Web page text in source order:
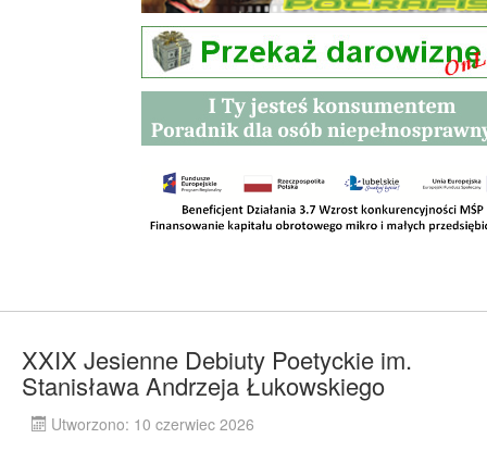
XXIX Jesienne Debiuty Poetyckie im.
Stanisława Andrzeja Łukowskiego
Utworzono: 10 czerwiec 2026